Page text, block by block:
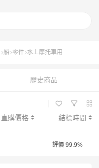
船 零件 水上摩托車用
歷史商品
直購價格 結標時間
評價 99.9%